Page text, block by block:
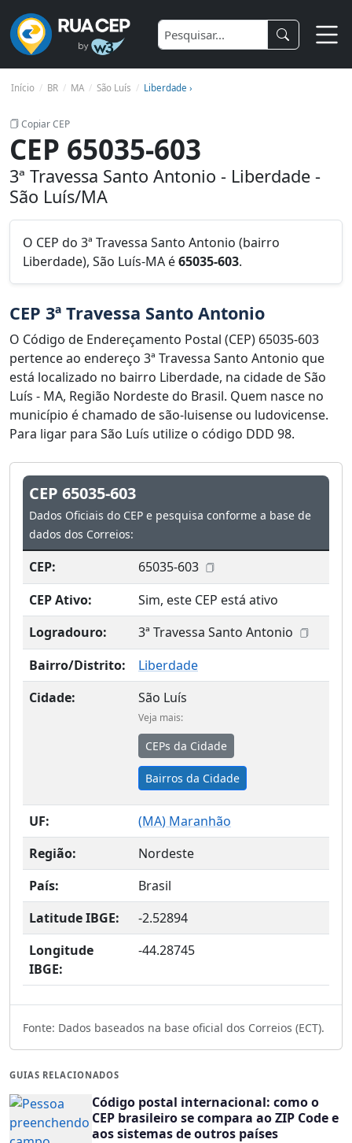
Início BR MA São Luís Liberdade ›
Copiar CEP
CEP 65035-603
3ª Travessa Santo Antonio - Liberdade -
São Luís/MA
O CEP do 3ª Travessa Santo Antonio (bairro
Liberdade), São Luís-MA é65035-603.
CEP 3ª Travessa Santo Antonio
O Código de Endereçamento Postal (CEP) 65035-603
pertence ao endereço 3ª Travessa Santo Antonio que
está localizado no bairro Liberdade, na cidade de São
Luís - MA, Região Nordeste do Brasil. Quem nasce no
município é chamado de são-luisense ou ludovicense.
Para ligar para São Luís utilize o código DDD 98.
CEP 65035-603
Dados Oficiais do CEP e pesquisa conforme a base de
dados dos Correios:
CEP:
65035-603
CEP Ativo:
Sim, este CEP está ativo
Logradouro:
3ª Travessa Santo Antonio
Bairro/Distrito:
Liberdade
Cidade:
São Luís
Veja mais:
CEPs da Cidade
Bairros da Cidade
UF: (MA) Maranhão
Região:
Nordeste
País:
Brasil
Latitude IBGE:
-2.52894
Longitude
IBGE:
-44.28745
Fonte: Dados baseados na base oficial dos Correios (ECT).
GUIAS RELACIONADOS
Código postal internacional: como o
CEP brasileiro se compara ao ZIP Code e
aos sistemas de outros países